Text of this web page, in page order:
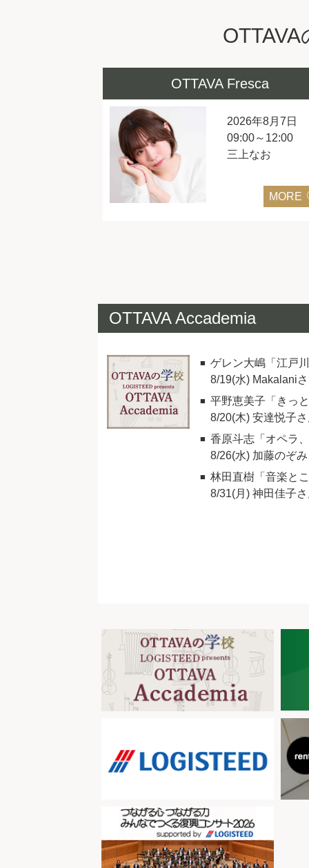
OTTAVA Fresca
2026年8月7日
09:00～12:00
三上なお
MORE
OTTAVA Accademia
ゲレン大嶋「江戸
8/19(水) Makalani
平野恵美子「きっ
8/20(木) 安達悦子
香原斗志「オペラ
8/26(水) 加藤のぞ
林田直樹「音楽と
8/31(月) 神田佳子